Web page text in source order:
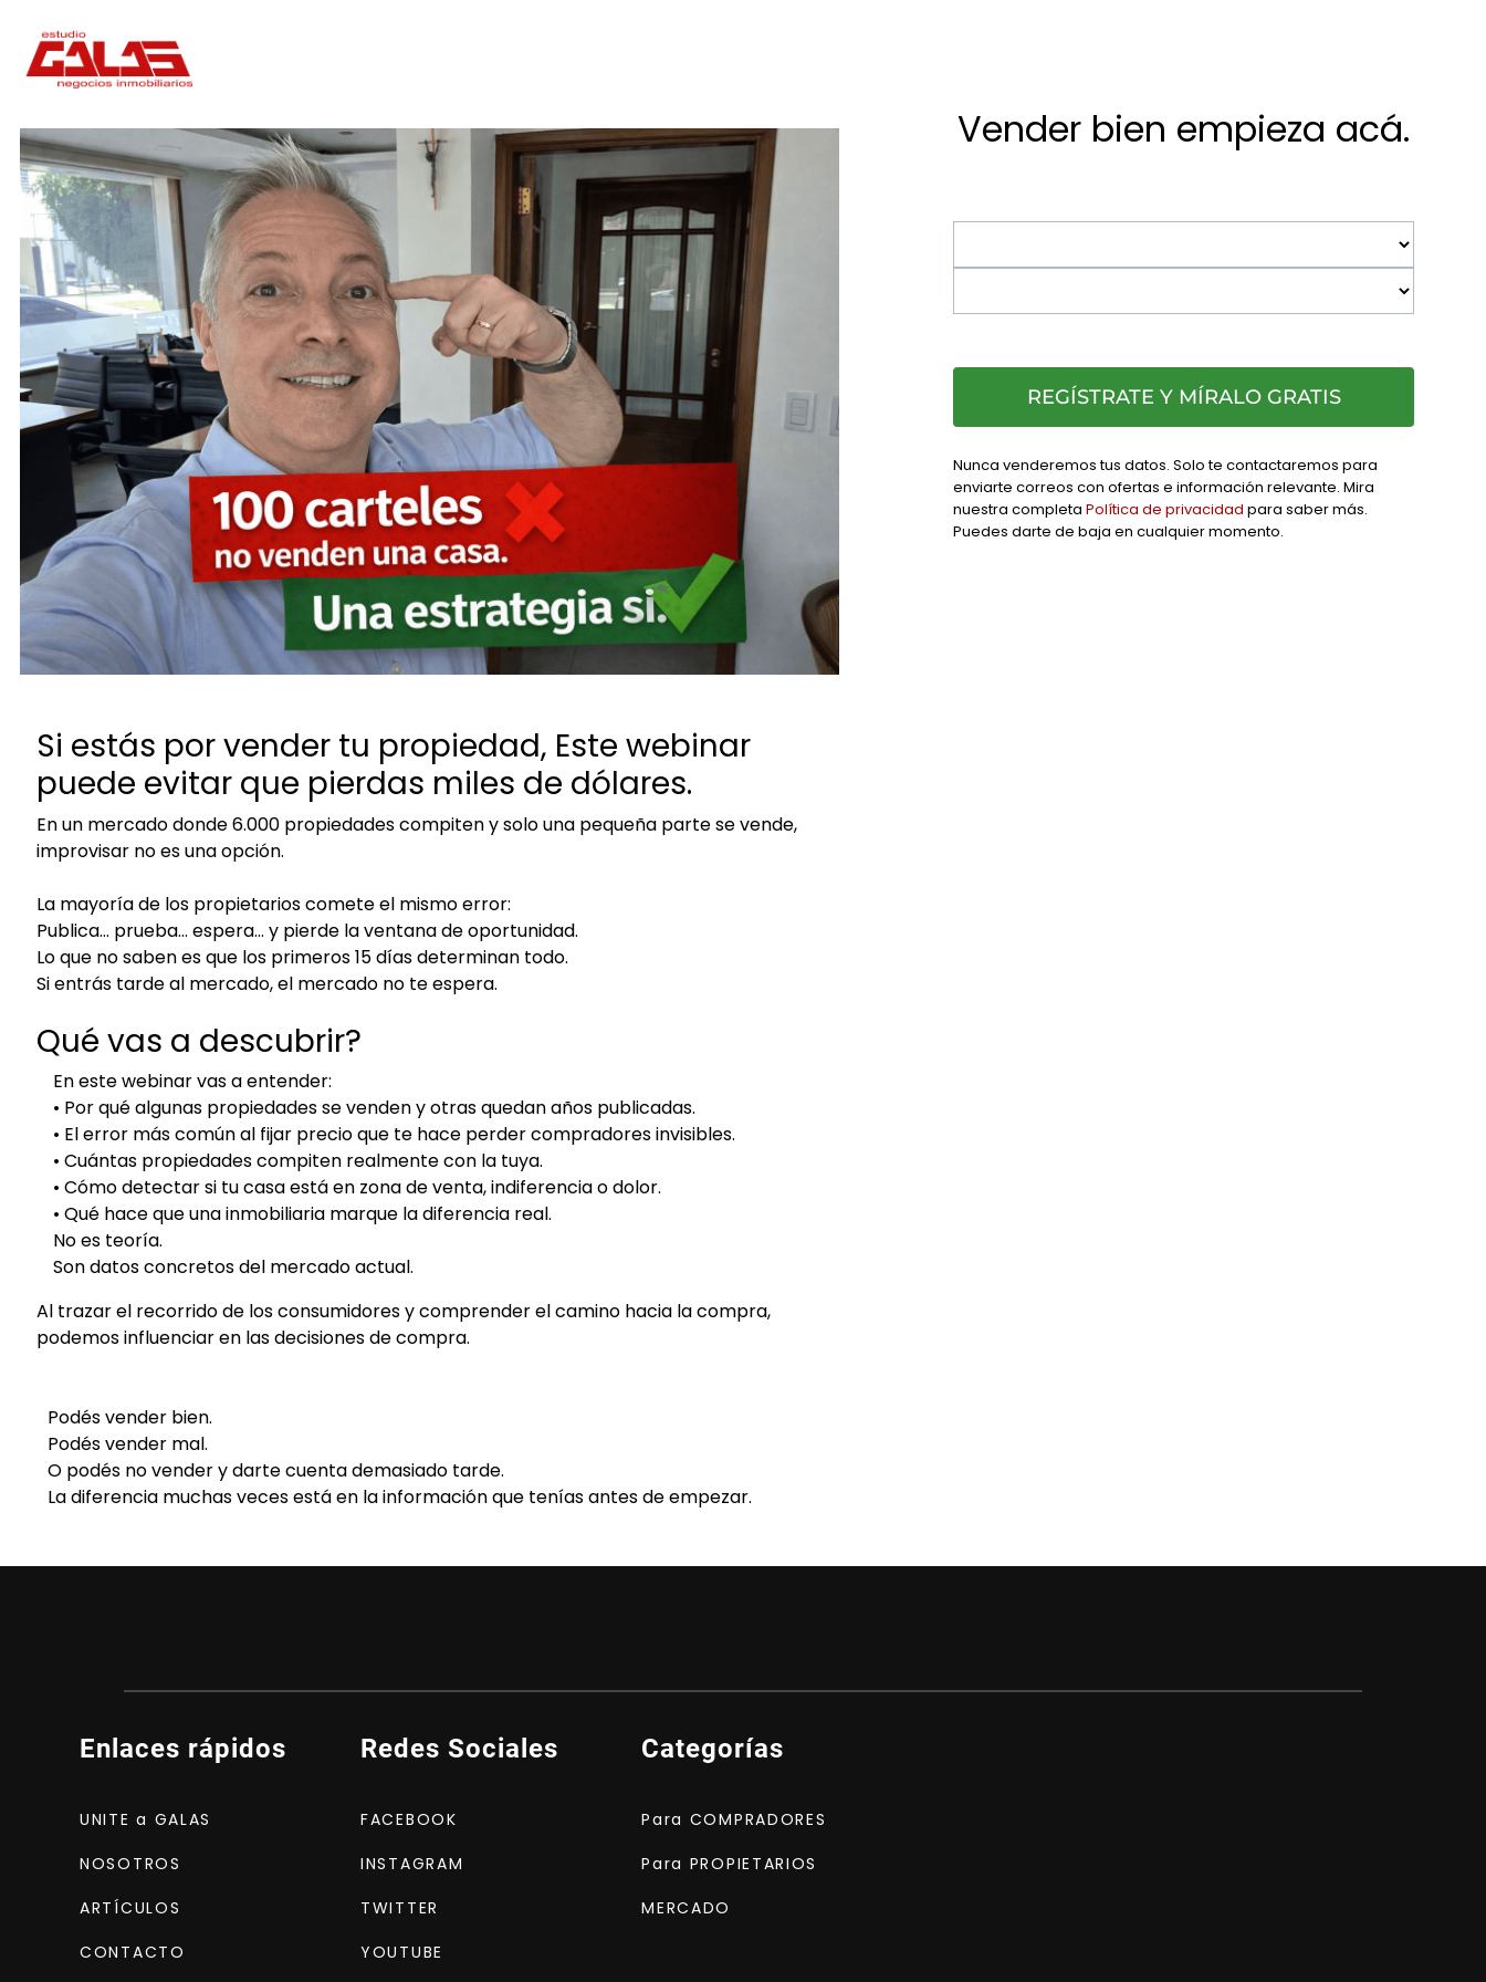
Si estás por vender tu propiedad, Este webinar
puede evitar que pierdas miles de dólares.
En un mercado donde 6.000 propiedades compiten y solo una pequeña parte se vende,
improvisar no es una opción.
La mayoría de los propietarios comete el mismo error:
Publica… prueba… espera… y pierde la ventana de oportunidad.
Lo que no saben es que los primeros 15 días determinan todo.
Si entrás tarde al mercado, el mercado no te espera.
Qué vas a descubrir?
En este webinar vas a entender:
• Por qué algunas propiedades se venden y otras quedan años publicadas.
• El error más común al fijar precio que te hace perder compradores invisibles.
• Cuántas propiedades compiten realmente con la tuya.
• Cómo detectar si tu casa está en zona de venta, indiferencia o dolor.
• Qué hace que una inmobiliaria marque la diferencia real.
No es teoría.
Son datos concretos del mercado actual.
Al trazar el recorrido de los consumidores y comprender el camino hacia la compra,
podemos influenciar en las decisiones de compra.
Podés vender bien.
Podés vender mal.
O podés no vender y darte cuenta demasiado tarde.
La diferencia muchas veces está en la información que tenías antes de empezar.
Vender bien empieza acá.
REGÍSTRATE Y MÍRALO GRATIS
Nunca venderemos tus datos. Solo te contactaremos para
enviarte correos con ofertas e información relevante. Mira
nuestra completaPolítica de privacidad para saber más.
Puedes darte de baja en cualquier momento.
Enlaces rápidos
UNITE a GALAS
NOSOTROS
ARTÍCULOS
CONTACTO
Redes Sociales
FACEBOOK
INSTAGRAM
TWITTER
YOUTUBE
Categorías
Para COMPRADORES
Para PROPIETARIOS
MERCADO